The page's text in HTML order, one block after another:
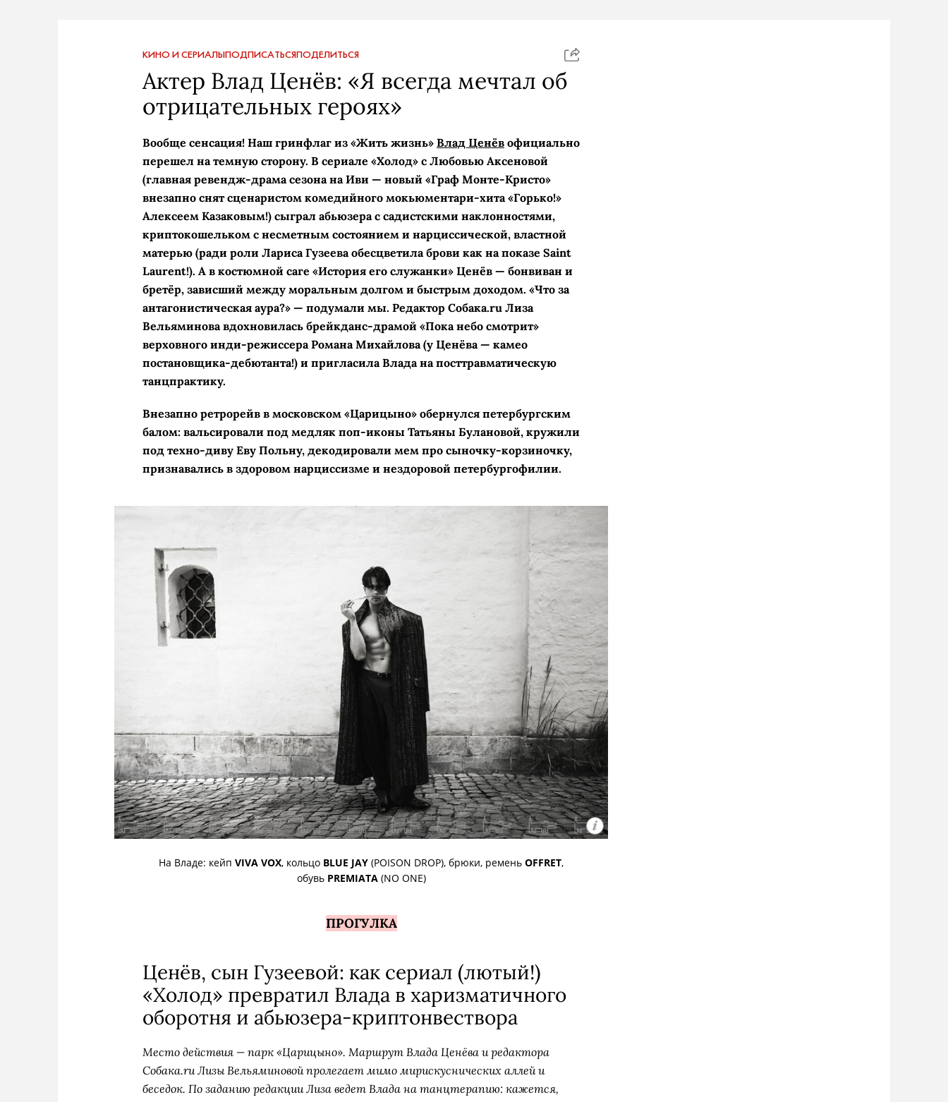
КИНО И СЕРИАЛЫПОДПИСАТЬСЯПОДЕЛИТЬСЯ
Актер Влад Ценёв: «Я всегда мечтал об
отрицательных героях»
Вообще сенсация! Наш гринфлаг из «Жить жизнь» Влад Ценёв официально
перешел на темную сторону. В сериале «Холод» с Любовью Аксеновой
(главная ревендж-­драма сезона на Иви — новый «Граф Монте-­Кристо»
внезапно снят сценаристом комедийного мокьюментари-хита «Горько!»
Алексеем Казаковым!) сыграл абьюзера с садистскими наклонностями,
криптокошельком с несметным состоянием и нарциссической, властной
матерью (ради роли Лариса Гузеева обесцветила брови как на показе Saint
Laurent!). А в костюмной саге «История его служанки» Ценёв — бонвиван и
бретёр, зависший между моральным долгом и быстрым доходом. «Что за
антагонистическая аура?» — подумали мы. Редактор Собака.ru Лиза
Вельяминова вдохновилась брейкданс-­драмой «Пока небо смотрит»
верховного инди-режиссера Романа Михайлова (у Ценёва — камео
постановщика-дебютанта!) и пригласила Влада на посттравматическую
танцпрактику.
Внезапно ретрорейв в московском «Царицыно» обернулся петербургским
балом: вальсировали под медляк поп-иконы Татьяны Булановой, кружили
под техно-диву Еву Польну, декодировали мем про сыночку-­корзиночку,
признавались в здоровом нарциссизме и нездоровой петербургофилии.
На Владе: кейп VIVA VOX, кольцо BLUE JAY (POISON DROP), брюки, ремень OFFRET,
обувь PREMIATA(NO ONE)
ПРОГУЛКА
Ценёв, сын Гузеевой: как сериал (лютый!)
«Холод» превратил Влада в харизматичного
оборотня и абьюзера-криптонвествора
Место действия — парк «Царицыно». Маршрут Влада Ценёва и редактора
Собака.ru Лизы Вельяминовой пролегает мимо мирискуснических аллей и
беседок. По заданию редакции Лиза ведет Влада на танцтерапию: кажется,